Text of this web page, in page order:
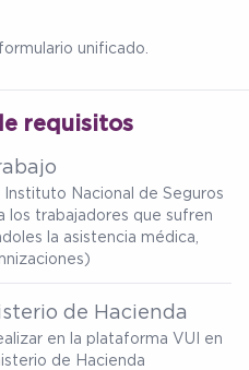
unificado.
requisitos
Nacional de Seguros
los trabajadores que sufren
la asistencia médica,
de Hacienda
en la plataforma VUI en
de Hacienda